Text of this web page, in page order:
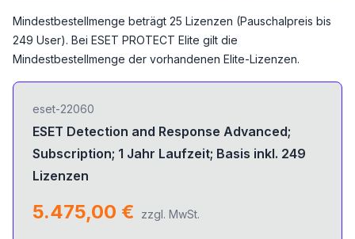
Mindestbestellmenge beträgt 25 Lizenzen (Pauschalpreis bis
249 User). Bei ESET PROTECT Elite gilt die
Mindestbestellmenge der vorhandenen Elite-Lizenzen.
eset-22060
ESET Detection and Response Advanced;
Subscription; 1 Jahr Laufzeit; Basis inkl. 249
Lizenzen
5.475,00 € zzgl. MwSt.